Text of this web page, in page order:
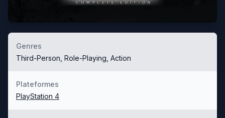
Genres
Third-Person, Role-Playing, Action
Plateformes
PlayStation 4